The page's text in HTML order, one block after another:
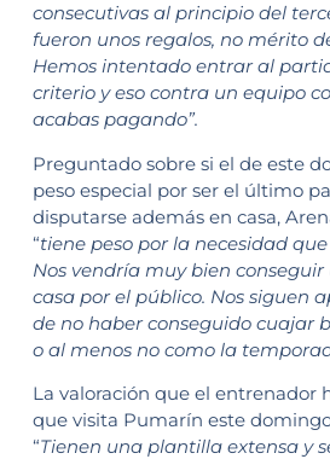
consecutivas al principio del
fueron unos regalos, no mérito
Hemos intentado entrar al
criterio y eso contra un equipo
acabas pagando”.
Preguntado sobre si el de este
peso especial por ser el último
disputarse además en casa,
“tiene peso por la necesidad
Nos vendría muy bien
casa por el público. Nos siguen
de no haber conseguido cuajar
o al menos no como la
La valoración que el entrenador
que visita Pumarín este
“Tienen una plantilla extensa y